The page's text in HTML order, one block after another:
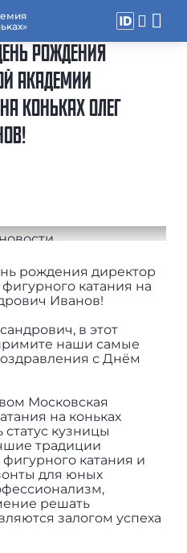
РОЖДЕНИЯ
АКАДЕМИИ
КОНЬКАХ ОЛЕГ
рождения директор
катания на
Иванов!
в этот
наши самые
с Днём
Московская
на коньках
кузницы
традиции
катания и
для юных
решать
залогом успеха